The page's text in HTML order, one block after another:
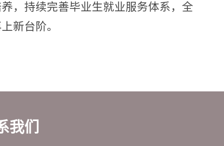
，持续完善毕业生就业服务体系，全
新台阶。
我们